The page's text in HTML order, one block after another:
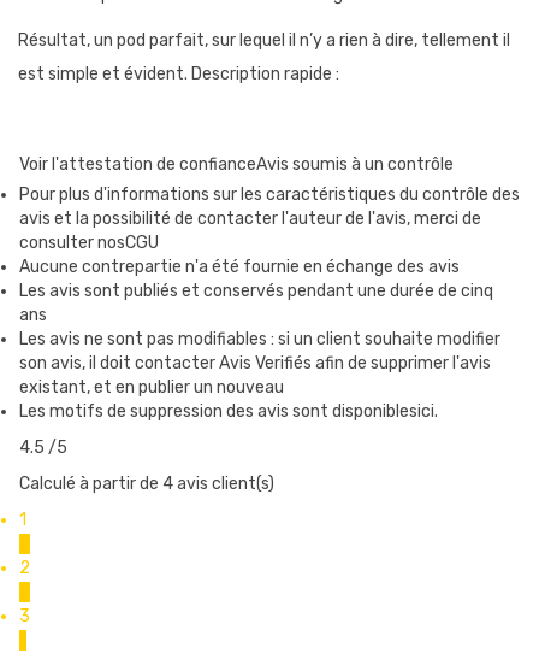
Résultat, un pod parfait, sur lequel il n’y a rien à dire, tellement il
est simple et évident. Description rapide :
POD MOTI X MINI : UNE BATTERIE ET UNE
CARTOUCHE
Comme tous les pods, le Moti présente deux modules : la
batterie de 1150 mAh, et une cartouche de 4ml.
LA CARTOUCHE DU MOTI X MINI
Cette cartouche accueille les résistances X-35 de Vaporesso.
Pour la mettre en service, pensez bien à l’amorcer avant de la
glisser dans son logement, pour ne pas brûler le coton à la
première bouffée. Pour le faire, déposer quelques gouttes de
eliquide dans les orifices sur le côté, et sur le coton, à l’intérieur
Voir l'attestation de confianceAvis soumis à un contrôle
Pour plus d'informations sur les caractéristiques du contrôle des
avis et la possibilité de contacter l'auteur de l'avis, merci de
consulter nosCGU
Aucune contrepartie n'a été fournie en échange des avis
Les avis sont publiés et conservés pendant une durée de cinq
ans
Les avis ne sont pas modifiables : si un client souhaite modifier
son avis, il doit contacter Avis Verifiés afin de supprimer l'avis
existant, et en publier un nouveau
Les motifs de suppression des avis sont disponiblesici.
4.5 /5
Calculé à partir de 4 avis client(s)
1
2
3